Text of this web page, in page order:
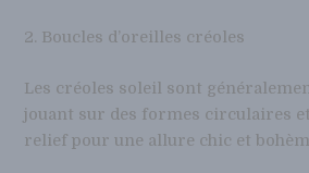
2. Boucles d’oreilles créoles
Les créoles soleil sont
jouant sur des formes circulaires
relief pour une allure chic et